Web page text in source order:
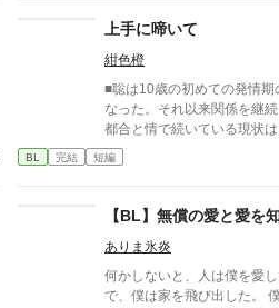
上手に啼いて
紺色橙
■聡は10歳の初めての発情期
なった。それ以来関係を継
都合と情で続いている現状
いた。 ■注意*独自オメガバ
本能か』と同じ世界設定です
BL 完結 短編
【BL】無償の愛と愛を
ありま氷炎
何かしないと、人は僕を愛
で、僕は家を飛び出した。